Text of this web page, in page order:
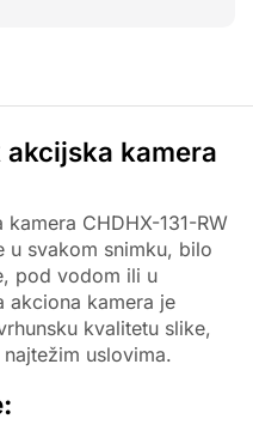
akcijska kamera
CHDHX-131-RW
u svakom snimku, bilo
pod vodom ili u
akciona kamera je
kvalitetu slike,
uslovima.